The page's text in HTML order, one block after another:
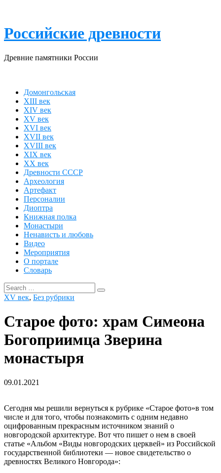
Российские древности
Древние памятники России
Домонгольская
XIII век
XIV век
XV век
XVI век
XVII век
XVIII век
XIX век
XX век
Древности СССР
Археология
Артефакт
Персоналии
Диоптра
Книжная полка
Монастыри
Ненависть и любовь
Видео
Мероприятия
О портале
Словарь
Search
for:
Search
XV век, Без рубрики
Cтарое фото: храм Симеона
Богоприимца Зверина
монастыря
09.01.2021
Сегодня мы решили вернуться к рубрике «Старое фото»в том
числе и для того, чтобы познакомить с одним недавно
оцифрованным прекрасным источником знаний о
новгородской архитектуре. Вот что пишет о нем в своей
статье «Альбом «Виды новгородских церквей» из Российской
государственной библиотеки — новое свидетельство о
древностях Великого Новгорода»: